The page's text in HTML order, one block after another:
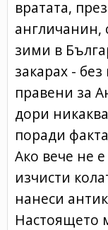
вратата,
англичанин,
зими в
закарах -
правени за
дори
поради
Ако вече не
изчисти
нанеси
Настоящето